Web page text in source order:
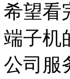
希望看
端子机
公司服